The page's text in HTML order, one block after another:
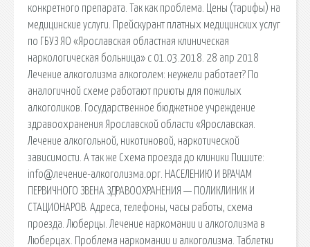
конкретного препарата. Так как проблема. Цены (тарифы) на
медицинские услуги. Прейскурант платных медицинских услуг
по ГБУЗ ЯО «Ярославская областная клиническая
наркологическая больница» с 01.03.2018. 28 апр 2018
Лечение алкоголизма алкоголем: неужели работает? По
аналогичной схеме работают приюты для пожилых
алкоголиков. Государственное бюджетное учреждение
здравоохранения Ярославской области «Ярославская.
Лечение алкогольной, никотиновой, наркотической
зависимости. А так же Схема проезда до клиники Пишите:
info@лечение-алкоголизма.орг. НАСЕЛЕНИЮ И ВРАЧАМ
ПЕРВИЧНОГО ЗВЕНА ЗДРАВООХРАНЕНИЯ — ПОЛИКЛИНИК И
СТАЦИОНАРОВ. Адреса, телефоны, часы работы, схема
проезда. Люберцы. Лечение наркомании и алкоголизма в
Люберцах. Проблема наркомании и алкоголизма. Таблетки